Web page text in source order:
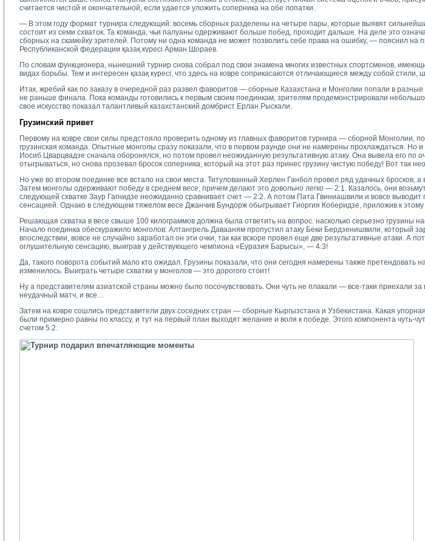
считается чистой и окончательной, если удается уложить соперника на обе лопатки.
— В этом году формат турнира следующий: восемь сборных разделены на четыре пары, которые выявят
состоит из семи схваток. Та команда, чьи палуаны одерживают больше побед, проходит дальше. На деле это
сборных на скамейку зрителей. Потому ни одна команда не может позволить себе права на ошибку, — пояснил на
Республиканской федерации қазақ күресі Арман Шораев.
По словам функционера, нынешний турнир снова собрал под свои знамена многих известных спортсменов,
видах борьбы. Тем и интересен қазақ күресі, что здесь на ковре соприкасаются отличающиеся между собой стили,
Итак, жребий как по заказу в очередной раз развел фаворитов — сборные Казахстана и Монголии попали в разные
не раньше финала. Пока команды готовились к первым своим поединкам, зрителям продемонстрировали
свое искусство показал талантливый казахстанский домбрист Ерлан Рыскали.
Грузинский привет
Первому на ковре свои силы предстояло проверить одному из главных фаворитов турнира — сборной Монголии,
грузинская команда. Опытные монголы сразу показали, что в первом раунде они не намерены прохлаждаться. Но и
Иосиб Цварцвадзе сначала оборонялся, но потом провел неожиданную результативную атаку. Она вывела его по
отыгрываться, но снова прозевал бросок соперника, который на этот раз принес грузину чистую победу! Вот так
Но уже во втором поединке все встало на свои места. Титулованный Херлен Ганбол провел ряд удачных бросков,
Затем монголы одерживают победу в среднем весе, причем делают это довольно легко — 2:1. Казалось, они
следующей схватке Заур Гагнидзе неожиданно сравнивает счет — 2:2. А потом Пата Гвиниашвили и вовсе
сенсацией. Однако в следующем тяжелом весе Джанчив Бундорж обыгрывает Гиоргия Коберидзе, приложив к этому
Решающая схватка в весе свыше 100 килограммов должна была ответить на вопрос: насколько серьезно грузины
Начало поединка обескуражило монголов: Алтангрель Давааням пропустил атаку Беки Бердзенишвили, который
впоследствии, вовсе не случайно заработал он эти очки, так как вскоре провел еще две результативные атаки.
оглушительную сенсацию, выиграв у действующего чемпиона «Еуразия Барысы», — 4:3!
Да, такого поворота событий мало кто ожидал. Грузины показали, что они сегодня намерены также претендовать
изменилось. Выиграть четыре схватки у монголов — это дорогого стоит!
Ну а представителям азиатской страны можно было посочувствовать. Они чуть не плакали — все-таки приехали
неудачный матч, и все…
Затем на ковре сошлись представители двух соседних стран — сборные Кыргызстана и Узбекистана. Какая
были примерно равны по классу, и тут на первый план выходят желание и воля к победе. Этого компонента чуть-
счетом 5:2.